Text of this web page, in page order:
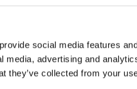
social media features
media, advertising and
they’ve collected from your